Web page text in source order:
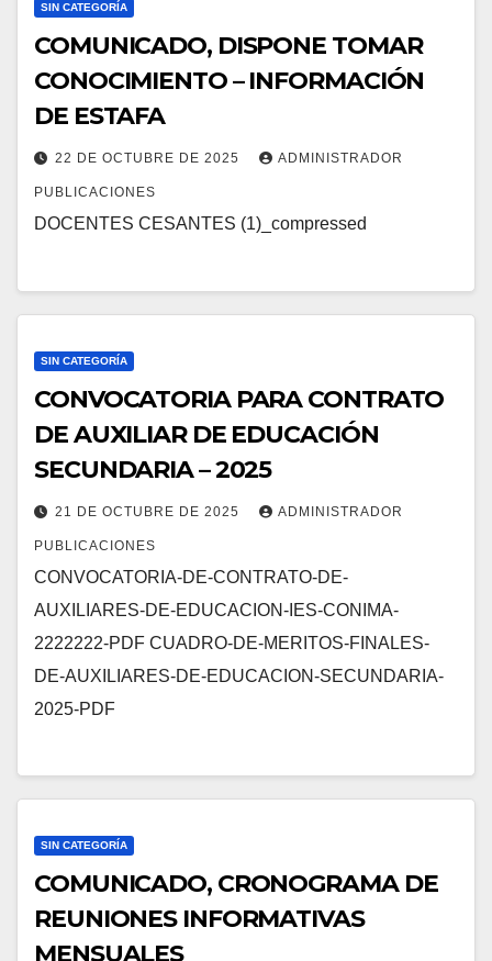
SIN CATEGORÍA
COMUNICADO, DISPONE TOMAR
CONOCIMIENTO – INFORMACIÓN
DE ESTAFA
22 DE OCTUBRE DE 2025 ADMINISTRADOR
PUBLICACIONES
DOCENTES CESANTES (1)_compressed
SIN CATEGORÍA
CONVOCATORIA PARA CONTRATO
DE AUXILIAR DE EDUCACIÓN
SECUNDARIA – 2025
21 DE OCTUBRE DE 2025 ADMINISTRADOR
PUBLICACIONES
CONVOCATORIA-DE-CONTRATO-DE-
AUXILIARES-DE-EDUCACION-IES-CONIMA-
2222222-PDF CUADRO-DE-MERITOS-FINALES-
DE-AUXILIARES-DE-EDUCACION-SECUNDARIA-
2025-PDF
SIN CATEGORÍA
COMUNICADO, CRONOGRAMA DE
REUNIONES INFORMATIVAS
MENSUALES